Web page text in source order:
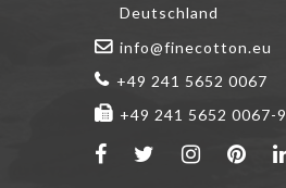
Deutschland
info@finecotton.eu
+49 241 5652 0067
+49 241 5652 0067-9